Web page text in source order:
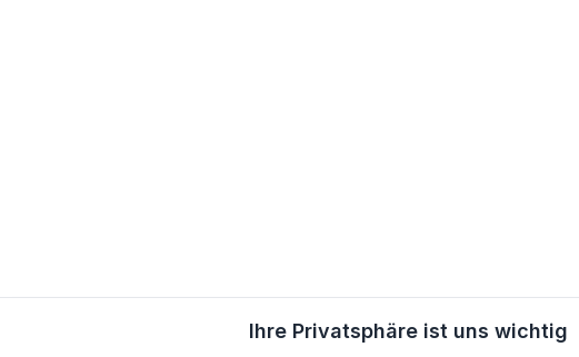
Ihre Privatsphäre ist uns wichtig